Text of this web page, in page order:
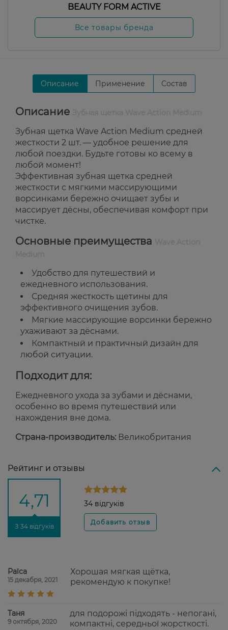
BEAUTY FORM ACTIVE
Все товары бренда
Описание Применение Состав
Описание
Зубная щетка Wave Action Medium средней
жесткости 2 шт. — удобное решение для
любой поездки. Будьте готовы ко всему в
любой момент!
Эффективная зубная щетка средней
жесткости с мягкими массирующими
ворсинками бережно очищает зубы и
массирует дёсны, обеспечивая комфорт при
чистке.
Основные преимущества
Удобство для путешествий и
ежедневного использования.
Средняя жесткость щетины для
эффективного очищения зубов.
Мягкие массирующие ворсинки бережно
ухаживают за дёснами.
Компактный и практичный дизайн для
любой ситуации.
Подходит для:
Ежедневного ухода за зубами и дёснами,
особенно во время путешествий или
нахождения вне дома.
Страна-производитель: Великобритания
Рейтинг и отзывы
4,71
З 34 відгуків
34 відгуків
Раїса
15 декабря, 2021
Хорошая мягкая щётка,
рекомендую к покупке!
Таня
9 октября, 2020
для подорожі підходять - непогані,
компактні, середньої жорсткості.